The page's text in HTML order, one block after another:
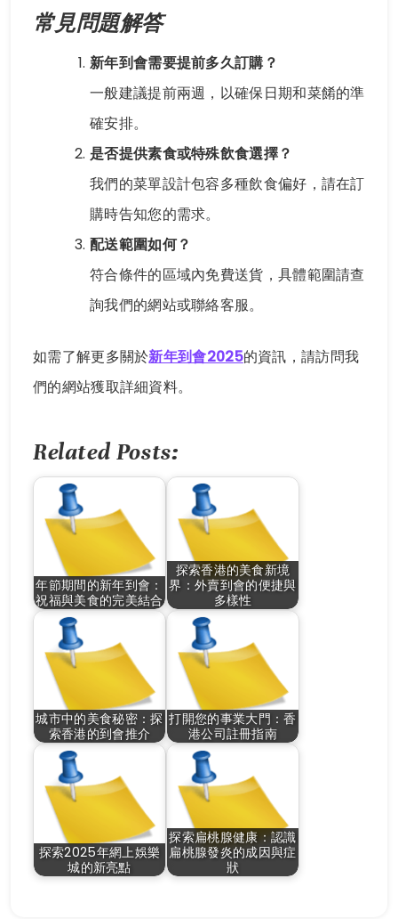
常見問題解答
新年到會需要提前多久訂購？
一般建議提前兩週，以確保日期和菜餚的準
確安排。
是否提供素食或特殊飲食選擇？
我們的菜單設計包容多種飲食偏好，請在訂
購時告知您的需求。
配送範圍如何？
符合條件的區域內免費送貨，具體範圍請查
詢我們的網站或聯絡客服。
如需了解更多關於新年到會2025的資訊，請訪問我
們的網站獲取詳細資料。
Related Posts:
年節期間的新年到會：
祝福與美食的完美結合
探索香港的美食新境
界：外賣到會的便捷與
多樣性
城市中的美食秘密：探
索香港的到會推介
打開您的事業大門：香
港公司註冊指南
探索2025年網上娛樂
城的新亮點
探索扁桃腺健康：認識
扁桃腺發炎的成因與症
狀